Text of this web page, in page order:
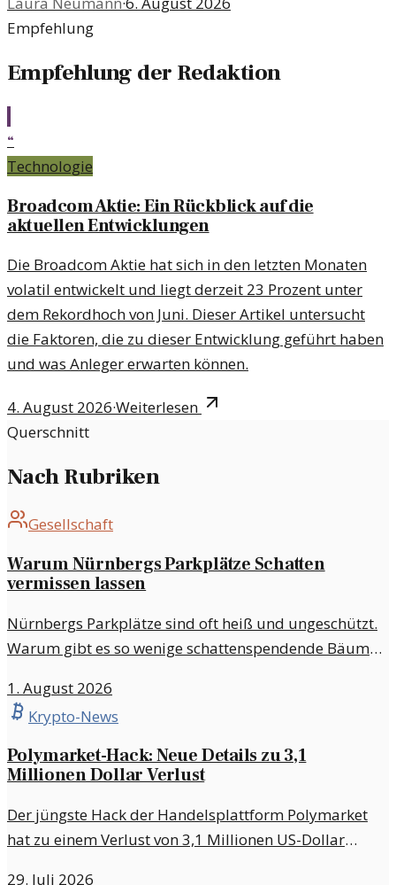
Notfallversorgung zu verbessern.
Empfehlung
Empfehlung der Redaktion
“
Technologie
Broadcom Aktie: Ein Rückblick auf die
aktuellen Entwicklungen
Die Broadcom Aktie hat sich in den letzten Monaten
volatil entwickelt und liegt derzeit 23 Prozent unter
dem Rekordhoch von Juni. Dieser Artikel untersucht
die Faktoren, die zu dieser Entwicklung geführt haben
und was Anleger erwarten können.
4. August 2026·Weiterlesen
Querschnitt
Nach Rubriken
Gesellschaft
Warum Nürnbergs Parkplätze Schatten
vermissen lassen
Nürnbergs Parkplätze sind oft heiß und ungeschützt.
Warum gibt es so wenige schattenspendende Bäume
mögliche Lösungen.
1. August 2026
Krypto-News
Polymarket-Hack: Neue Details zu 3,1
Millionen Dollar Verlust
Der jüngste Hack der Handelsplattform Polymarket
hat zu einem Verlust von 3,1 Millionen US-Dollar
29. Juli 2026